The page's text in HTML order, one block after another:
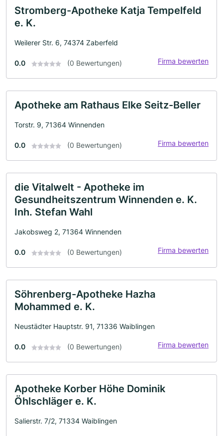
Stromberg-Apotheke Katja Tempelfeld
e. K.
Weilerer Str. 6, 74374 Zaberfeld
0.0 (0 Bewertungen) Firma bewerten
Apotheke am Rathaus Elke Seitz-Beller
Torstr. 9, 71364 Winnenden
0.0 (0 Bewertungen) Firma bewerten
die Vitalwelt - Apotheke im
Gesundheitszentrum Winnenden e. K.
Inh. Stefan Wahl
Jakobsweg 2, 71364 Winnenden
0.0 (0 Bewertungen) Firma bewerten
Söhrenberg-Apotheke Hazha
Mohammed e. K.
Neustädter Hauptstr. 91, 71336 Waiblingen
0.0 (0 Bewertungen) Firma bewerten
Apotheke Korber Höhe Dominik
Öhlschläger e. K.
Salierstr. 7/2, 71334 Waiblingen